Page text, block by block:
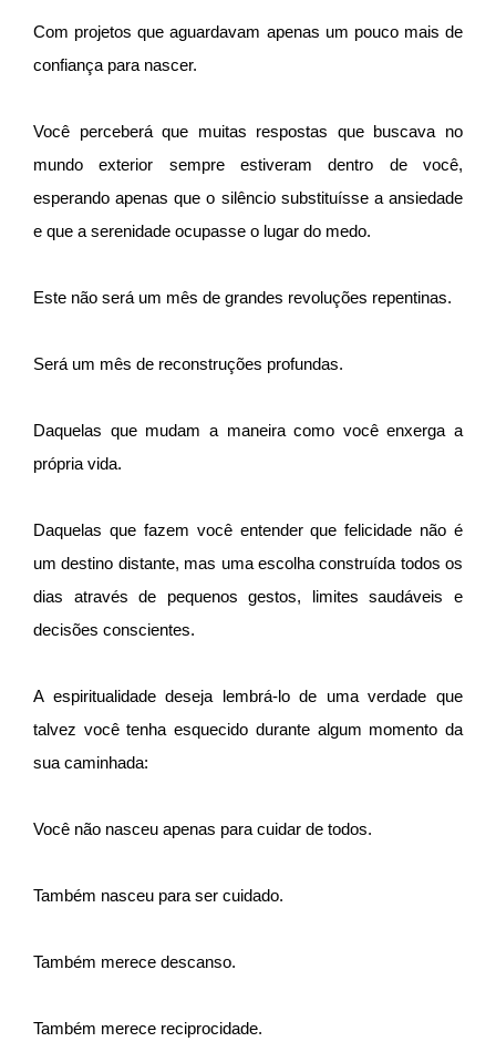
Com projetos que aguardavam apenas um pouco mais de
confiança para nascer.
Você perceberá que muitas respostas que buscava no
mundo exterior sempre estiveram dentro de você,
esperando apenas que o silêncio substituísse a ansiedade
e que a serenidade ocupasse o lugar do medo.
Este não será um mês de grandes revoluções repentinas.
Será um mês de reconstruções profundas.
Daquelas que mudam a maneira como você enxerga a
própria vida.
Daquelas que fazem você entender que felicidade não é
um destino distante, mas uma escolha construída todos os
dias através de pequenos gestos, limites saudáveis e
decisões conscientes.
A espiritualidade deseja lembrá-lo de uma verdade que
talvez você tenha esquecido durante algum momento da
sua caminhada:
Você não nasceu apenas para cuidar de todos.
Também nasceu para ser cuidado.
Também merece descanso.
Também merece reciprocidade.